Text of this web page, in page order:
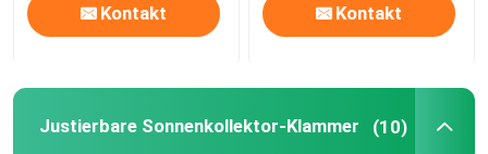
Pv-Verbundsystem
Kontakt Kontakt
Justierbare Sonnenkollektor-Klammer (10)